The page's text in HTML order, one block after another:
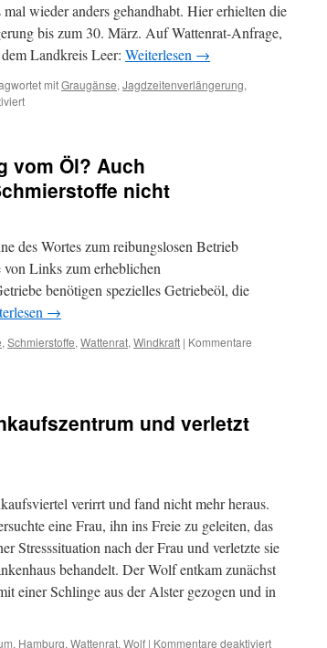
wieder anders gehandhabt. Hier erhielten die
bis zum 30. März. Auf Wattenrat-Anfrage,
Landkreis Leer: Weiterlesen →
mitGraugänse, Jagdzeitenverlängerung,
für
Leer:
nicht
nachvollziehbare
Gänse
und
vom Öl? Auch
nicht
des Wortes zum reibungslosen Betrieb
Links zum erheblichen
benötigen spezielles Getriebeöl, die
→
, Schmierstoffe, Wattenrat, Windkraft | Kommentare
und verletzt
verirrt und fand nicht mehr heraus.
eine Frau, ihn ins Freie zu geleiten, das
Stresssituation nach der Frau und verletzte sie
behandelt. Der Wolf entkam zunächst
einer Schlinge aus der Alster gezogen und in
, Hamburg, Wattenrat, Wolf | Kommentare deaktiviertfür